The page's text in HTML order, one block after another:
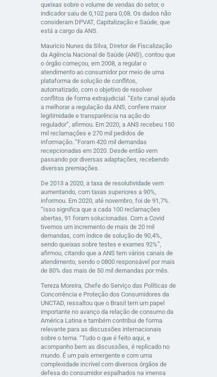
queixas sobre o volume de vendas do setor, o
indicador saiu de 0,102 para 0,08. Os dados não
consideram DPVAT, Capitalização e Saúde, que
está a cargo da ANS.
Mauricio Nunes da Silva, Diretor de Fiscalização
da Agência Nacional de Saúde (ANS), contou que
o órgão começou, em 2008, a regular o
atendimento ao consumidor por meio de uma
plataforma de solução de conflitos,
automatizado, com o objetivo de resolver
conflitos de forma extrajudicial. “Este canal ajuda
a melhorar a regulação da ANS, confere maior
legitimidade e transparência na ação do
regulador”, afirmou. Em 2020, a ANS recebeu 150
mil reclamações e 270 mil pedidos de
informação. “Foram 420 mil demandas
recepcionadas em 2020. Desde então vem
passando por diversas adaptações, recebendo
diversas premiações.
De 2013 a 2020, a taxa de resolutividade vem
aumentando, com taxas superiores a 90%,
informou. Em 2020, até novembro, foi de 91,7%.
“Isso significa que a cada 100 reclamações
abertas, 91 foram solucionadas. Com a Covid
tivemos um incremento de mais de 20 mil
demandas, com índice de solução de 90,4%,
sendo queixas sobre testes e exames 92%”,
afirmou, citando que a ANS tem vários canais de
atendimento, sendo o 0800 responsável por mais
de 80% das mais de 50 mil demandas por mês.
Tereza Moreira, Chefe do Serviço das Políticas de
Concorrência e Proteção dos Consumidores da
UNCTAD, ressaltou que o Brasil tem um papel
importante no avanço da relação de consumo da
América Latina e também contribui de forma
relevante para as discussões internacionais
sobre o tema. “Tudo o que é feito aqui, e
acompanho bem as discussões, é replicado no
mundo. É um país emergente e com uma
complexidade incrível com diversos órgãos de
defesa do consumidor espalhados na imensa